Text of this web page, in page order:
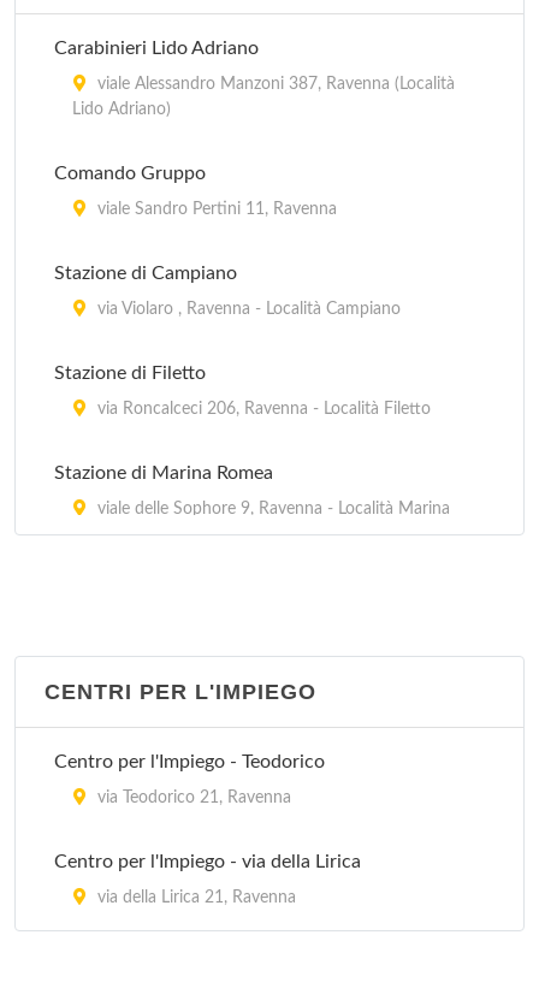
via Zattoni 2, Ravenna
A.U.S.L. Postazione CUP Centro unico di
piazzale Marinai d'Italia 14, Ravenna - Marina di
Ravenna
prenotazione Mezzano
Carabinieri Lido Adriano
viale Alessandro Manzoni 387, Ravenna (Località
Lido Adriano)
Comando Gruppo
viale Sandro Pertini 11, Ravenna
Stazione di Campiano
via Violaro , Ravenna - Località Campiano
Stazione di Filetto
via Roncalceci 206, Ravenna - Località Filetto
Stazione di Marina Romea
viale delle Sophore 9, Ravenna - Località Marina
Romea
Stazione di San Pietro in Vincoli
Vincoli
via Ravaioli 22, Ravenna - Località Sant'Alberto
CENTRI PER L'IMPIEGO
Centro per l'Impiego - Teodorico
via Teodorico 21, Ravenna
Centro per l'Impiego - via della Lirica
via della Lirica 21, Ravenna